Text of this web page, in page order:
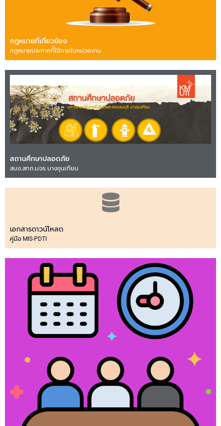
กฎหมายที่เกี่ยวข้อง
กฎหมายประกาศทีี่ใช้ภายในหน่วยงาน
สถานศึกษาปลอดภัย
สนง.สทภ.มจธ.บางขุนเทียน
เอกสารดาวน์โหลด
คู่มือ MIS-PDTI